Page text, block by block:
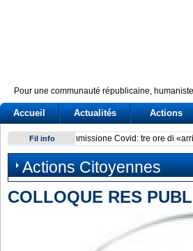
Pour une communauté républicaine,
Accueil Actualités Actions
Fil info Delmastro, chat oscurate.
Actions Citoyennes
COLLOQUE RES